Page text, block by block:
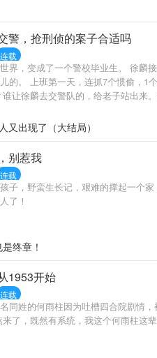
警，抢刑侦的案子合适吗
连载
界，变成了一个警校毕业生。 徐麟
的。 上班第一天，连抓7个惯偷，1
谁让徐麟去交警队的，给老子站出来
又出现了（大结局）
别惹我
连载
子，野蛮生长记，艰难的撑起一个
了！
终章！
1953开始
连载
同姓的何雨柱因为吐槽四合院剧情
了，既然有系统，我这个何雨柱这